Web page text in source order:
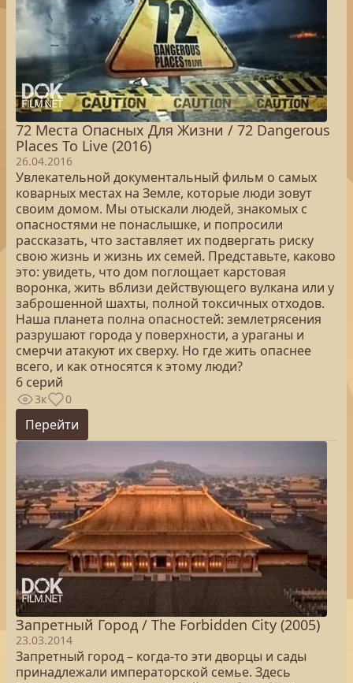
72 Места Опасных Для Жизни / 72 Dangerous
Places To Live (2016)
26.04.2016
Увлекательной документальный фильм о самых
коварных местах на Земле, которые люди зовут
своим домом. Мы отыскали людей, знакомых с
опасностями не понаслышке, и попросили
рассказать, что заставляет их подвергать риску
свою жизнь и жизнь их семей. Представьте, каково
это: увидеть, что дом поглощает карстовая
воронка, жить вблизи действующего вулкана или у
заброшенной шахты, полной токсичных отходов.
Наша планета полна опасностей: землетрясения
разрушают города у поверхности, а ураганы и
смерчи атакуют их сверху. Но где жить опаснее
всего, и как относятся к этому люди?
6 серий
3к 0
Перейти
Запретный Город / The Forbidden City (2005)
23.03.2014
Запретный город – когда-то эти дворцы и сады
принадлежали императорской семье. Здесь